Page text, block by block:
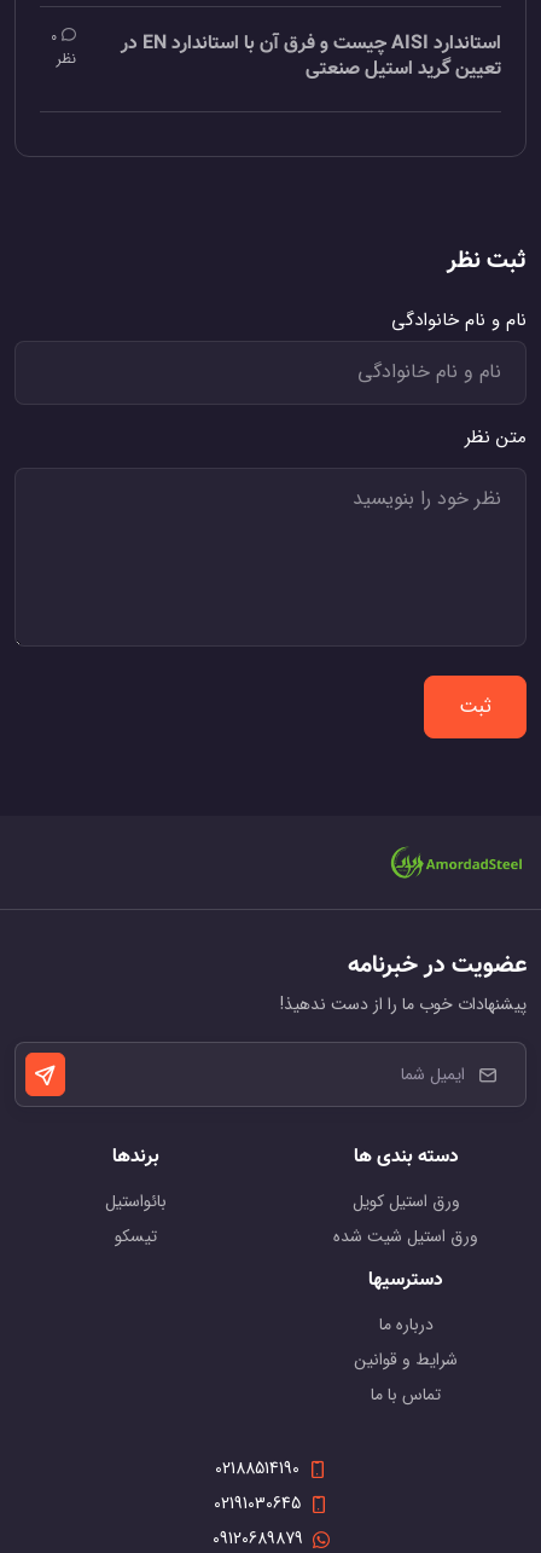
استاندارد AISI چیست و فرق آن با استاندارد EN در
تعیین گرید استیل صنعتی
0
نظر
ثبت نظر
نام و نام خانوادگی
متن نظر
ثبت
عضویت در خبرنامه
پیشنهادات خوب ما را از دست ندهیذ!
دسته بندی ها
ورق استیل کویل
ورق استیل شیت شده
برندها
بائواستیل
تیسکو
دسترسیها
درباره ما
شرایط و قوانین
تماس با ما
02188514190
02191030645
09120689879